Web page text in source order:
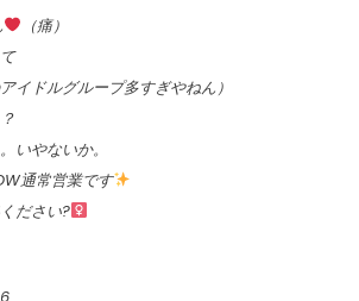
（痛）
イドルグループ多すぎやねん）
いやないか。
通常営業です
ださい?‍